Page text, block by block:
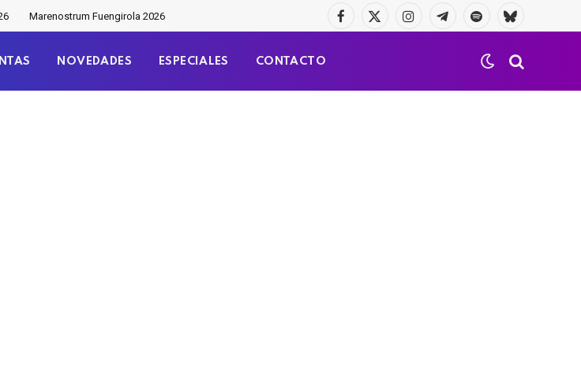
Marenostrum Fuengirola 2026
Facebook
X
InstagramTelegramaSpotifyBluesky
NOVEDADES ESPECIALES CONTACTO